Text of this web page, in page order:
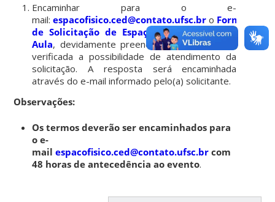
Encaminhar para o e-
mail:espacofisico.ced@contato.ufsc.br o Formulário
de Solicitação de Espaço Físico – Sala de
Aula, devidamente preenchido, para que seja
verificada a possibilidade de atendimento da
solicitação. A resposta será encaminhada
através do e-mail informado pelo(a) solicitante.
Observações:
Os termos deverão ser encaminhados para
o e-
mailespacofisico.ced@contato.ufsc.br com
48 horas de antecedência ao evento.